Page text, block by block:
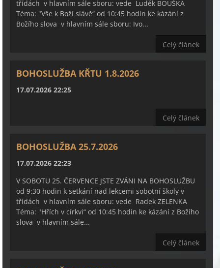
třídách v hlavním sále sboru: vede Luděk BOUŠKA
Téma: "Vše k Boží slávě“ od 10:45 hodin ke kázání z
Božího slova v hlavním sále sboru: Ivo...
Celý článek
BOHOSLUŽBA KŘTU 1.8.2026
17.07.2026 22:25
Celý článek
BOHOSLUŽBA 25.7.2026
17.07.2026 22:23
V SOBOTU 25. ČERVENCE JSTE ZVÁNI NA BOHOSLUŽBU
od 9:30 hodin k setkání nad lekcemi sobotní školy v
třídách v hlavním sále sboru: vede Radek ZELENKA
Téma: "Hřích v církvi“ od 10:45 hodin ke kázání z Božího
slova v hlavním sále...
Celý článek